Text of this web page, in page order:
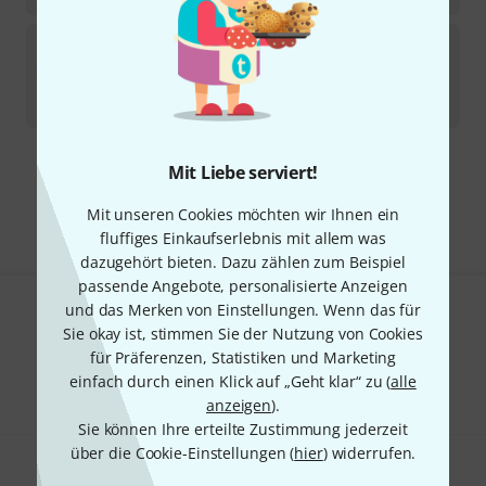
Mit Liebe serviert!
Mit unseren Cookies möchten wir Ihnen ein
fluffiges Einkaufserlebnis mit allem was
dazugehört bieten. Dazu zählen zum Beispiel
passende Angebote, personalisierte Anzeigen
und das Merken von Einstellungen. Wenn das für
Sie okay ist, stimmen Sie der Nutzung von Cookies
für Präferenzen, Statistiken und Marketing
einfach durch einen Klick auf „Geht klar“ zu (alle
anzeigen).
Sie können Ihre erteilte Zustimmung jederzeit
über die Cookie-Einstellungen (hier) widerrufen.
LP736A 12 1/2" ComfortCurve II
In 7–9 Wochen lieferbar
Kostenloser Versand ab 29 €
Gefällt Ihnen, was Sie sehen?
Teilen Hilfe & Feedback